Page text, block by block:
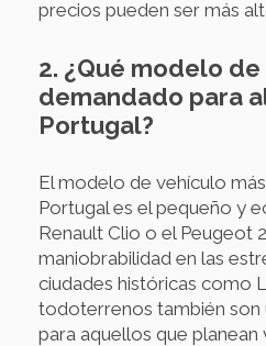
precios pueden ser más
2. ¿Qué modelo
demandado para
Portugal?
El modelo de vehículo
Portugal es el pequeño y
Renault Clio o el Peugeot
maniobrabilidad en las
ciudades históricas como
todoterrenos también son
para aquellos que planean